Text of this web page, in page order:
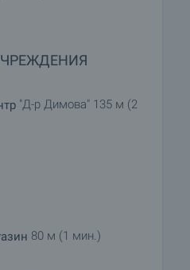
"Д-р Димова" 135 м (2
80 м (1 мин.)